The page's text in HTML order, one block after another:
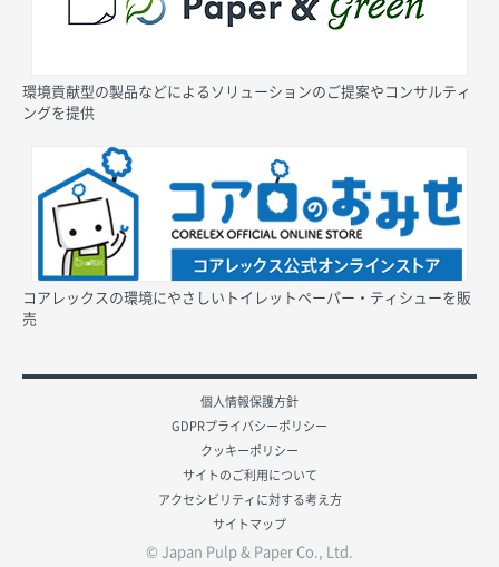
環境貢献型の製品などによるソリューションのご提案やコンサルティ
ングを提供
コアレックスの環境にやさしいトイレットペーパー・ティシューを販
売
個人情報保護方針
GDPRプライバシーポリシー
クッキーポリシー
サイトのご利用について
アクセシビリティに対する考え方
サイトマップ
© Japan Pulp & Paper Co., Ltd.